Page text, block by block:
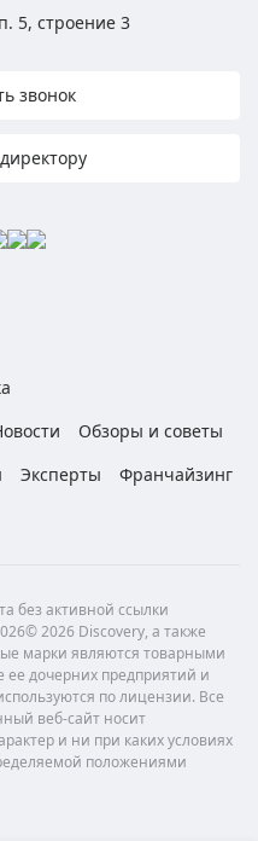
5, строение 3
звонок
Обзоры и советы
Эксперты
Франчайзинг
без активной ссылки
2026 Discovery, а также
марки являются товарными
ее дочерних предприятий и
по лицензии. Все
веб-сайт носит
и ни при каких условиях
положениями